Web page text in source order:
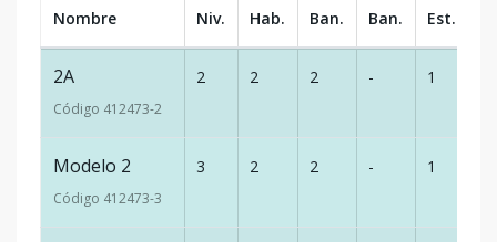
Nombre Niv. Hab. Ban.
Ban.
Est.
2A
Código 412473-2
2 2 2 - 1
Modelo 2
Código 412473-3
3 2 2 - 1